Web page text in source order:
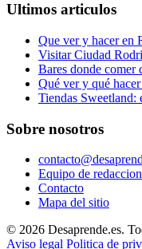
Ultimos articulos
Que ver y hacer en
Visitar Ciudad
Bares donde comer
Qué ver y qué
Tiendas Sweetland:
Sobre nosotros
Equipo de redaccion
Contacto
Mapa del sitio
© 2026 Desaprende.es.
Aviso legal Politica de